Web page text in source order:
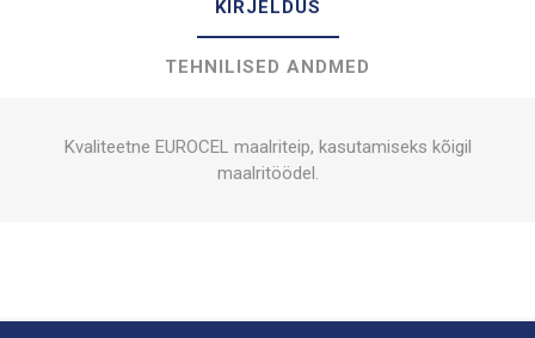
KIRJELDUS
TEHNILISED ANDMED
Kvaliteetne EUROCEL maalriteip, kasutamiseks kõigil
maalritöödel.